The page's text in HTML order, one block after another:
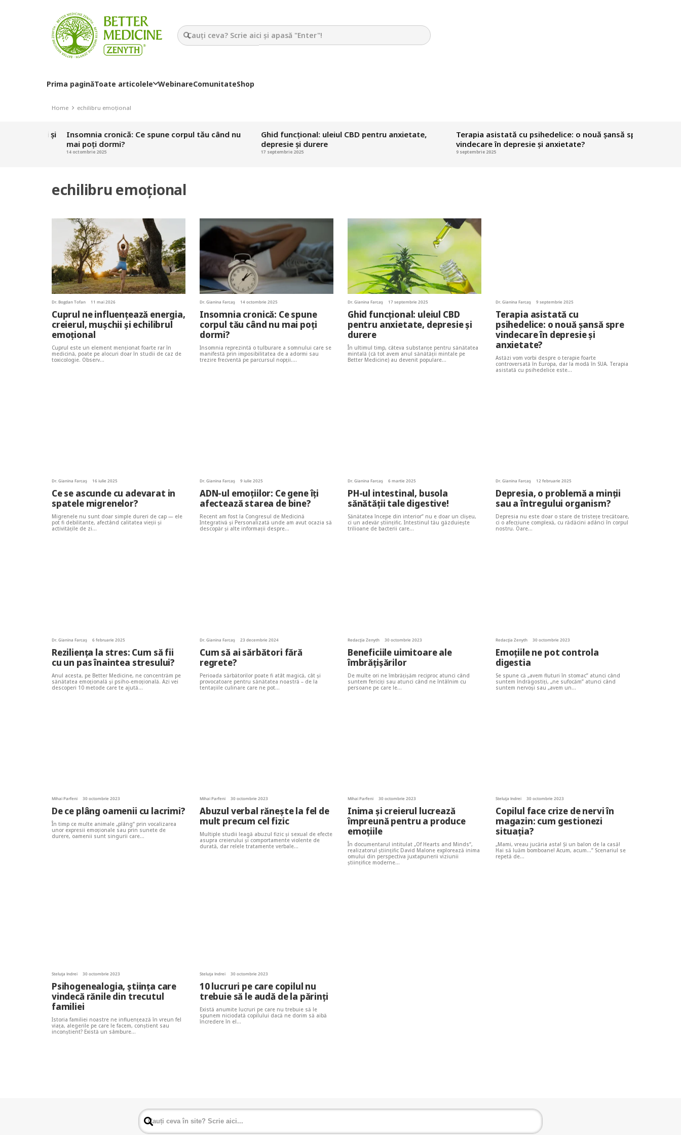
Prima paginăToate articolele WebinareComunitateShop
Home echilibru emoțional
Insomnia cronică: Ce spune corpul tău când nu
mai poți dormi?
14 octombrie 2025
Ghid funcțional: uleiul CBD pentru anxietate,
depresie și durere
17 septembrie 2025
Terapia asistată cu psihedelice: o nouă șansă spre
vindecare în depresie și anxietate?
9 septembrie 2025
Ce se
echilibru emoțional
Dr. Bogdan Tofan 11 mai 2026
Cuprul ne influențează energia,
creierul, mușchii și echilibrul
emoțional
Cuprul este un element menţionat foarte rar în
medicină, poate pe alocuri doar în studii de caz de
toxicologie. Observ…
Dr. Gianina Farcaș 14 octombrie 2025
Insomnia cronică: Ce spune
corpul tău când nu mai poți
dormi?
Insomnia reprezintă o tulburare a somnului care se
manifestă prin imposibilitatea de a adormi sau
trezire frecventă pe parcursul nopții.…
Dr. Gianina Farcaș 17 septembrie 2025
Ghid funcțional: uleiul CBD
pentru anxietate, depresie și
durere
În ultimul timp, câteva substanțe pentru sănătatea
mintală (că tot avem anul sănătății mintale pe
Better Medicine) au devenit populare…
Dr. Gianina Farcaș 9 septembrie 2025
Terapia asistată cu
psihedelice: o nouă șansă spre
vindecare în depresie și
anxietate?
Astăzi vom vorbi despre o terapie foarte
controversată în Europa, dar la modă în SUA. Terapia
asistată cu psihedelice este…
Dr. Gianina Farcaș 16 iulie 2025
Ce se ascunde cu adevarat in
spatele migrenelor?
Migrenele nu sunt doar simple dureri de cap — ele
pot fi debilitante, afectând calitatea vieții și
activitățile de zi…
Dr. Gianina Farcaș 9 iulie 2025
ADN-ul emoțiilor: Ce gene îți
afectează starea de bine?
Recent am fost la Congresul de Medicină
Integrativă și Personalizată unde am avut ocazia să
descopăr și alte informații despre…
Dr. Gianina Farcaș 6 martie 2025
PH-ul intestinal, busola
sănătății tale digestive!
Sănătatea începe din interior” nu e doar un clișeu,
ci un adevăr științific. Intestinul tău găzduiește
trilioane de bacterii care…
Dr. Gianina Farcaș 12 februarie 2025
Depresia, o problemă a minții
sau a întregului organism?
Depresia nu este doar o stare de tristețe trecătoare,
ci o afecțiune complexă, cu rădăcini adânci în corpul
nostru. Oare…
Dr. Gianina Farcaș 6 februarie 2025
Reziliența la stres: Cum să fii
cu un pas înaintea stresului?
Anul acesta, pe Better Medicine, ne concentrăm pe
sănătatea emoțională și psiho-emoțională. Azi vei
descoperi 10 metode care te ajută…
Dr. Gianina Farcaș 23 decembrie 2024
Cum să ai sărbători fără
regrete?
Perioada sărbătorilor poate fi atât magică, cât și
provocatoare pentru sănătatea noastră – de la
tentațiile culinare care ne pot…
Redacția Zenyth 30 octombrie 2023
Beneficiile uimitoare ale
îmbrățișărilor
De multe ori ne îmbrățișăm reciproc atunci când
suntem fericiți sau atunci când ne întâlnim cu
persoane pe care le…
Redacția Zenyth 30 octombrie 2023
Emoțiile ne pot controla
digestia
Se spune că „avem fluturi în stomac” atunci când
suntem îndrăgostiţi, „ne sufocăm” atunci când
suntem nervoşi sau „avem un…
Mihai Parfeni 30 octombrie 2023
De ce plâng oamenii cu lacrimi?
În timp ce multe animale „plâng“ prin vocalizarea
unor expresii emoționale sau prin sunete de
durere, oamenii sunt singurii care…
Mihai Parfeni 30 octombrie 2023
Abuzul verbal rănește la fel de
mult precum cel fizic
Multiple studii leagă abuzul fizic și sexual de efecte
asupra creierului și comportamente violente de
durată, dar relele tratamente verbale…
Mihai Parfeni 30 octombrie 2023
Inima și creierul lucrează
împreună pentru a produce
emoțiile
În documentarul intitulat „Of Hearts and Minds“,
realizatorul științific David Malone explorează inima
omului din perspectiva juxtapunerii viziunii
științifice moderne…
Steluța Indrei 30 octombrie 2023
Copilul face crize de nervi în
magazin: cum gestionezi
situația?
„Mami, vreau jucăria asta! Și un balon de la casă!
Hai să luăm bomboane! Acum, acum…” Scenariul se
repetă de…
Steluța Indrei 30 octombrie 2023
Psihogenealogia, știința care
vindecă rănile din trecutul
familiei
Istoria familiei noastre ne influențează în vreun fel
viața, alegerile pe care le facem, conștient sau
inconștient? Există un sâmbure…
Steluța Indrei 30 octombrie 2023
10 lucruri pe care copilul nu
trebuie să le audă de la părinți
Există anumite lucruri pe care nu trebuie să le
spunem niciodată copilului dacă ne dorim să aibă
încredere în el…